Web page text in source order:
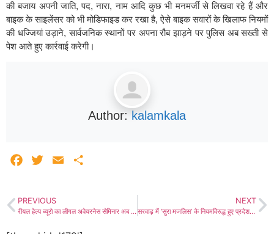
की बजाय अपनी जाति, पद, नारा, नाम आदि कुछ भी मनमर्जी से लिखवा रहे हैं और
बाइक के साइलेंसर को भी मोडिफाइड कर रखा है, ऐसे बाइक सवारों के खिलाफ नियमों
की धज्जियां उड़ाने, सार्वजनिक स्थानों पर अपना रौब झाड़ने पर पुलिस अब सख्ती से
पेश आते हुए कार्रवाई करेगी।
Author: kalamkala
Facebook
Twitter Email
PREVIOUS
रीयल हेल्प ब्यूरो का लीगल अवेयरनेस सेमिनार अब आगामी 13 अप्रेल को होगा, राष्ट्रीय स्तर पर आयोज्य सेमिनार में रेस्पेक्ट फीमेल, साइबर क्राइम और एनीमल क्रुएल्टी आदि होंगे विचारणीय विषय
NEXT
सरवाड़ में ‘सुरा मजलिस’ के नियमविरुद्ध हुए प्रदेश स्तरीय (सुबाई) चुनाव को लेकर जमीअत अहले हदीस में आया उबाल, लाडनूं में आयोजित प्रदेशस्तरीय बैठक में मनमानी को लेकर जमकर हुआ विरोध, मनमाने पदाधिकारियों को हटाने और फिर से चुनाव करवाने की मांग, 15 सदस्यीय कमेटी करेगी दिल्ली कूच